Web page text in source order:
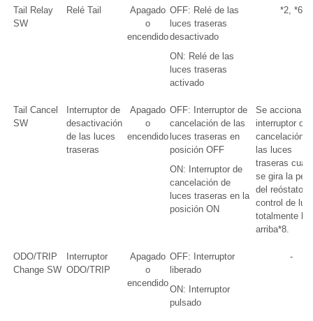
Tail Relay
SW
Relé Tail
Apagado
o
encendido
OFF: Relé de las
luces traseras
desactivado
ON: Relé de las
luces traseras
activado
*2, *6
Tail Cancel
SW
Interruptor de
desactivación
de las luces
traseras
Apagado
o
encendido
OFF: Interruptor de
cancelación de las
luces traseras en
posición OFF
ON: Interruptor de
cancelación de
luces traseras en la
posición ON
Se acciona el
interruptor de
cancelación
las luces
traseras
se gira la
del reóstato
control de
totalmente
arriba*8.
ODO/TRIP
Change SW
Interruptor
ODO/TRIP
Apagado
o
encendido
OFF: Interruptor
liberado
ON: Interruptor
pulsado
-